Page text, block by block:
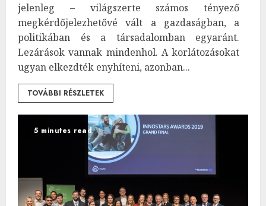
jelenleg – világszerte számos tényező
megkérdőjelezhetővé vált a gazdaságban, a
politikában és a társadalomban egyaránt.
Lezárások vannak mindenhol. A korlátozásokat
ugyan elkezdték enyhíteni, azonban...
TOVÁBBI RÉSZLETEK
5 minutes read